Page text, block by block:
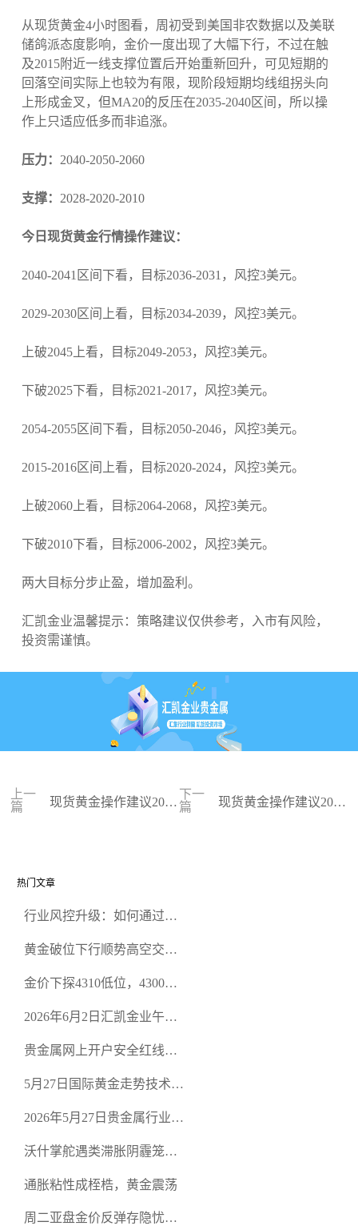
从现货黄金4小时图看，周初受到美国非农数据以及美联
储鸽派态度影响，金价一度出现了大幅下行，不过在触
及2015附近一线支撑位置后开始重新回升，可见短期的
回落空间实际上也较为有限，现阶段短期均线组拐头向
上形成金叉，但MA20的反压在2035-2040区间，所以操
作上只适应低多而非追涨。
压力： 2040-2050-2060
支撑： 2028-2020-2010
今日现货黄金行情操作建议：
2040-2041区间下看，目标2036-2031，风控3美元。
2029-2030区间上看，目标2034-2039，风控3美元。
上破2045上看，目标2049-2053，风控3美元。
下破2025下看，目标2021-2017，风控3美元。
2054-2055区间下看，目标2050-2046，风控3美元。
2015-2016区间上看，目标2020-2024，风控3美元。
上破2060上看，目标2064-2068，风控3美元。
下破2010下看，目标2006-2002，风控3美元。
两大目标分步止盈，增加盈利。
汇凯金业温馨提示：策略建议仅供参考，入市有风险，
投资需谨慎。
上一
篇
现货黄金操作建议2024
下一
篇
现货黄金操作建议2024
热门文章
行业风控升级：如何通过正
规黄金开户交易平台？
黄金破位下行顺势高空交易
金价下探4310低位，4300关
2026年6月2日汇凯金业午盘
空头清算算法如何布防？
贵金属网上开户安全红线：
恶意洗盘陷阱
5月27日国际黄金走势技术盘
规黄金平台全方位行情解析
2026年5月27日贵金属行业新
正规贵金属开户平台迎开户
热潮
沃什掌舵遇类滞胀阴霾笼
通胀粘性成桎梏，黄金震荡
周二亚盘金价反弹存隐忧，